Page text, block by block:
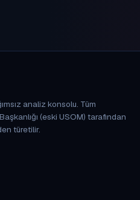
analiz konsolu. Tüm
(eski USOM) tarafından
türetilir.